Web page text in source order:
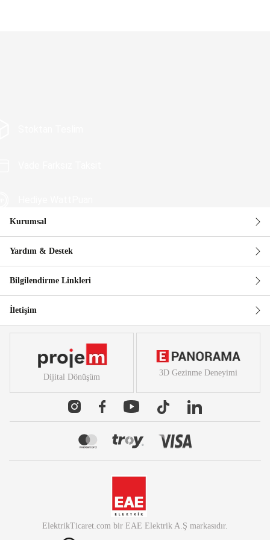
Güvenli Alışveriş
Kurumsal
Yardım & Destek
Bilgilendirme Linkleri
İletişim
Dijital Dönüşüm 3D Gezinme Deneyimi
ElektrikTicaret.com bir EAE Elektrik A.Ş markasıdır.